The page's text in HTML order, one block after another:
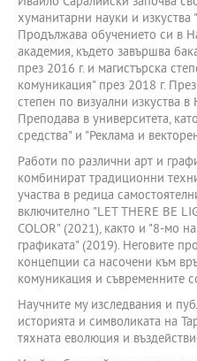
хуманитарни науки и
Продължава обучението си в
академия, където завършва
през 2016 г. и магистърска
комуникация" през 2018 г.
степен по визуални изкуства в
Преподава в университета,
средства" и "Реклама и
Работи по различни арт и
комбинират традиционни
участва в редица
включително "LET THERE BE
COLOR" (2021), както и "8-мо
графиката" (2019). Неговите
концепции са насочени към
комуникация и съвременните
Научните му изследвания и
историята и символиката на
тяхната еволюция и